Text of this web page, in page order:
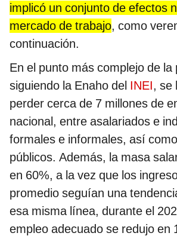
implicó un conjunto de efectos
mercado de trabajo, como
continuación.
En el punto más complejo de la
siguiendo la Enaho del INEI, se
perder cerca de 7 millones de
nacional, entre asalariados e
formales e informales, así
públicos. Además, la masa
en 60%, a la vez que los
promedio seguían una
esa misma línea, durante el
empleo adecuado se redujo en